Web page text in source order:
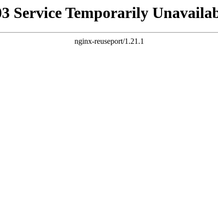
Service Temporarily
nginx-reuseport/1.21.1